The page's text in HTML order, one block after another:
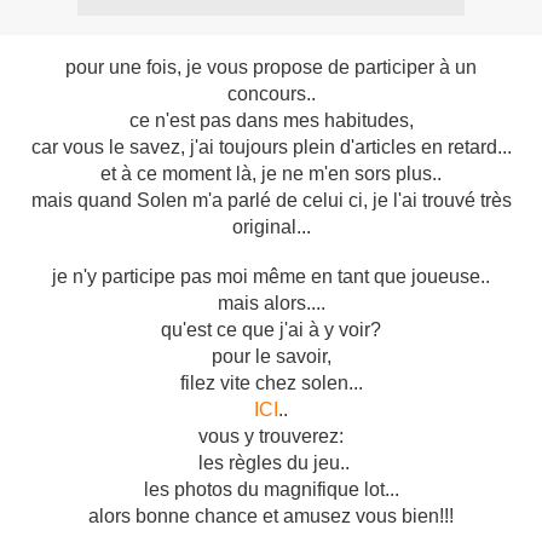
pour une fois, je vous propose de participer à un
concours..
ce n'est pas dans mes habitudes,
car vous le savez, j'ai toujours plein d'articles en retard...
et à ce moment là, je ne m'en sors plus..
mais quand Solen m'a parlé de celui ci, je l'ai trouvé très
original...
je n'y participe pas moi même en tant que joueuse..
mais alors....
qu'est ce que j'ai à y voir?
pour le savoir,
filez vite chez solen...
ICI ..
vous y trouverez:
les règles du jeu..
les photos du magnifique lot...
alors bonne chance et amusez vous bien!!!